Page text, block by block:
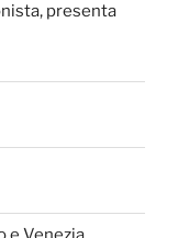
presenta